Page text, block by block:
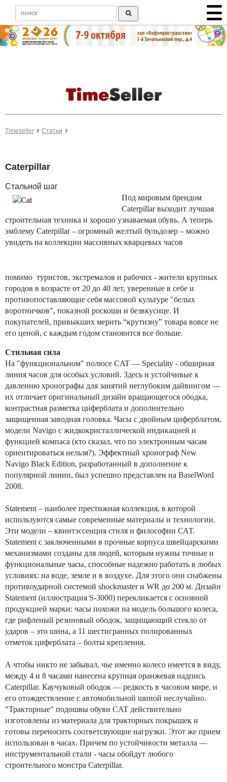
Timeseller Статьи
Caterpillar
Стальной шаг
Под мировым брендом
Caterpillar выходит лучшая
строительная техника и хорошо узнаваемая обувь. А теперь
эмблему Caterpillar – огромный желтый бульдозер – можно
увидеть на коллекции массивных кварцевых часов
помимо туристов, экстремалов и рабочих - жители крупных
городов в возрасте от 20 до 40 лет, уверенные в себе и
противопоставляющие себя массовой культуре "белых
воротничков", показной роскоши и безвкусице. И
покупателей, привыкших мерить “крутизну” товара вовсе не
его ценой, с каждым годом становится все больше.
Стильная сила
На "функциональном" полюсе CAT — Speciality - обширная
линия часов для особых условий. Здесь и устойчивые к
давлению хронографы для занятий неглубоким дайвингом —
их отличает оригинальный дизайн вращающегося ободка,
контрастная разметка циферблата и дополнительно
защищенная заводная головка. Часы с двойным циферблатом,
модели Navigo с жидкокристаллической индикацией и
функцией компаса (кто сказал, что по электронным часам
ориентироваться нельзя?). Эффектный хронограф New
Navigo Black Edition, разработанный в дополнение к
популярной линии, был успешно представлен на BaselWord
2008.
Statement – наиболее престижная коллекция, в которой
используются самые современные материалы и технологии.
Эти модели – квинтэссенция стиля и философии САТ.
Statement с заключенными в прочные корпуса швейцарскими
механизмами созданы для людей, которым нужны точные и
функциональные часы, способные надежно работать в любых
условиях: на воде, земле и в воздухе. Для этого они снабжены
противоударной системой shockmaster и WR до 200 м. Дизайн
Statement (иллюстрация S-3000) перекликается с основной
продукцией марки: часы похожи на модель большого колеса,
где рифленый резиновый ободок, защищающий стекло от
ударов – это шина, а 11 шестигранных полированных
отметок циферблата – болты крепления.
А чтобы никто не забывал, чье именно колесо имеется в виду,
между 4 и 8 часами нанесена крупная оранжевая надпись
Caterpillar. Каучуковый ободок — редкость в часовом мире, и
его отождествление с автомобильной шиной неслучайно.
"Тракторные" подошвы обуви CAT действительно
изготовлены из материала для тракторных покрышек и
готовы переносить соответсвующие нагрузки. Этот же прием
использован в часах. Причем по устойчивости металла —
инструментальной стали - часы обойдут любого
строительного монстра Caterpillar.